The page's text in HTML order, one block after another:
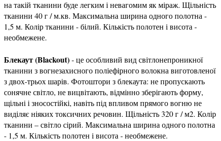
на такій тканини буде легким і невагомим як міраж. Щільність
тканини 40 г / м.кв. Максимальна ширина одного полотна -
1,5 м. Колір тканини - білий. Кількість полотен і висота -
необмежене.
Блекаут (Blackout)- це особливий вид світлонепроникної
тканини з вогнезахисного поліефірного волокна виготовленої
з двох-трьох шарів. Фотоштори з блекаута: не пропускають
сонячне світло, не вицвітають, відмінно зберігають форму,
щільні і зносостійкі, навіть під впливом прямого вогню не
виділяє ніяких токсичних речовин. Щільність 320 г / м2. Колір
тканини – світло сірий. Максимальна ширина одного полотна
- 1,5 м. Кількість полотен і висота - необмежене.